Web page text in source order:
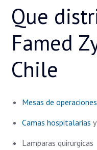
Que
Famed
Chile
Mesas de operaciones
Camas hospitalarias
Lamparas quirurgicas